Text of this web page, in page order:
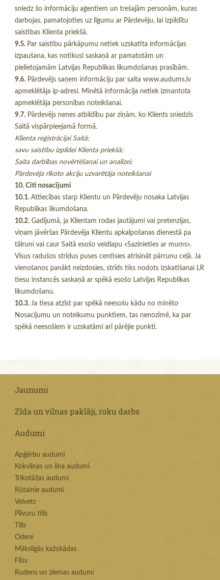
sniedz šo informāciju aģentiem un trešajām personām, kuras
darbojas, pamatojoties uz līgumu ar Pārdevēju, lai izpildītu
saistības Klienta priekšā.
9.5. Par saistību pārkāpumu netiek uzskatīta informācijas
izpaušana, kas notikusi saskaņā ar pamatotām un
pielietojamām Latvijas Republikas likumdošanas prasībām.
9.6. Pārdevējs saņem informāciju par saita www.audums.lv
apmeklētāja ip-adresi. Minētā informācija netiek izmantota
apmeklētāja personības noteikšanai.
9.7. Pārdevējs nenes atbildību par ziņām, ko Klients sniedzis
Saitā vispārpieejamā formā.
Klienta reģistrācijai Saitā;
savu saistību izpildei Klienta priekšā;
Saita darbības novērtēšanai un analīzei;
Pārdevēja rīkoto akciju uzvarētāja noteikšanai
10. Citi nosacījumi
10.1. Attiecības starp Klientu un Pārdevēju nosaka Latvijas
Republikas likumdošana.
10.2. Gadījumā, ja Klientam rodas jautājumi vai pretenzijas,
viņam jāvēršas Pārdevēja Klientu apkalpošanas dienestā pa
tālruni vai caur Saitā esošo veidlapu «Sazinieties ar mums».
Visus radušos strīdus puses centīsies atrisināt pārrunu ceļā. Ja
vienošanos panākt neizdosies, strīds tiks nodots izskatīšanai LR
tiesu instancēs saskaņā ar spēkā esošo Latvijas Republikas
likumdošanu.
10.3. Ja tiesa atzīst par spēkā neesošu kādu no minēto
Nosacījumu un noteikumu punktiem, tas nenozīmē, ka par
spēkā neesošiem ir uzskatāmi arī pārējie punkti.
Jaunumi
Zīda un vilnas paklāji, roku darbs
Audumi
Apģērbu audumi
Kokvilnas un lina audumi
Trikotāžas audumi
Rūtainie audumi
Velvets
Plīvuru tills
Tills
Odere
Mākslīgās kažokādas
Flīss
Rudens un ziemas audumi